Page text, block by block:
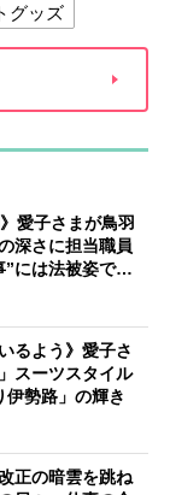
グッズ
愛子さまが鳥羽
深さに担当職員
には法被姿で参
生懸命引いてお
るよう》愛子さ
スーツスタイル
伊勢路」の輝き
正の暗雲を跳ね